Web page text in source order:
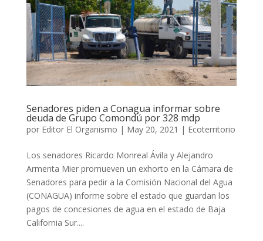
Senadores piden a Conagua informar sobre
deuda de Grupo Comondú por 328 mdp
por Editor El Organismo | May 20, 2021 | Ecoterritorio
Los senadores Ricardo Monreal Ávila y Alejandro
Armenta Mier promueven un exhorto en la Cámara de
Senadores para pedir a la Comisión Nacional del Agua
(CONAGUA) informe sobre el estado que guardan los
pagos de concesiones de agua en el estado de Baja
California Sur....